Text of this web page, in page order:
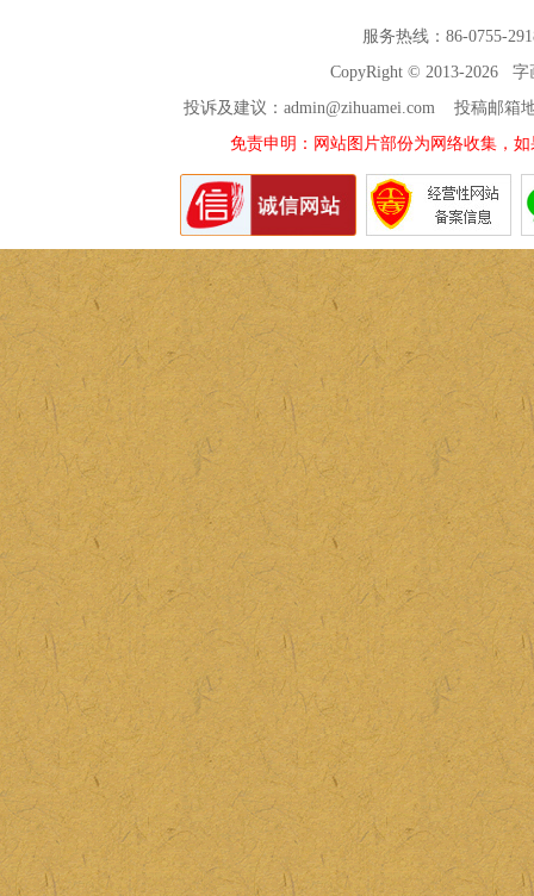
服务热线：86-0755-
CopyRight © 2013-2026 字
投诉及建议：admin@zihuamei.com 投稿邮
免责申明：网站图片部份为网络收集，